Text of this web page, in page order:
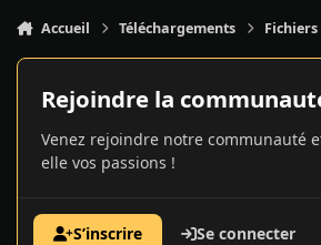
Accueil Téléchargements
Rejoindre la
Venez rejoindre notre communauté
elle vos passions !
S’inscrire Se connecter